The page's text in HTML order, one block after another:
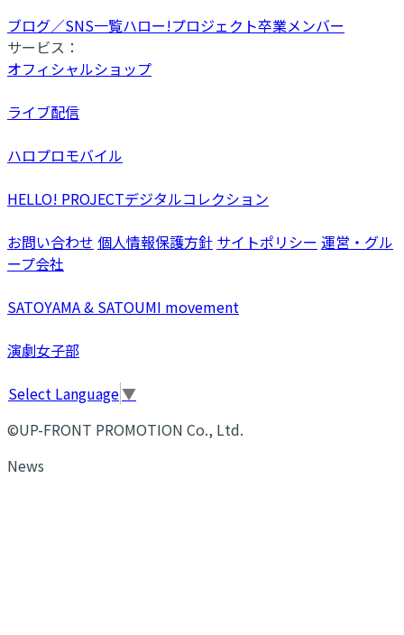
ブログ／SNS一覧ハロー!プロジェクト卒業メンバー
サービス：
オフィシャルショップ
ライブ配信
ハロプロモバイル
HELLO! PROJECTデジタルコレクション
お問い合わせ 個人情報保護方針 サイトポリシー 運営・グル
ープ会社
SATOYAMA & SATOUMI movement
演劇女子部
Select Language▼
©UP-FRONT PROMOTION Co., Ltd.
News